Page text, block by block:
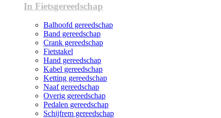
In Fietsgereedschap
Balhoofd gereedschap
Band gereedschap
Crank gereedschap
Fietstakel
Hand gereedschap
Kabel gereedschap
Ketting gereedschap
Naaf gereedschap
Overig gereedschap
Pedalen gereedschap
Schijfrem gereedschap